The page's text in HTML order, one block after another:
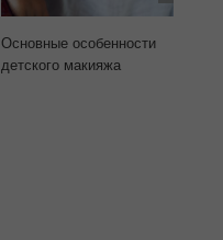
Основные особенности
детского макияжа